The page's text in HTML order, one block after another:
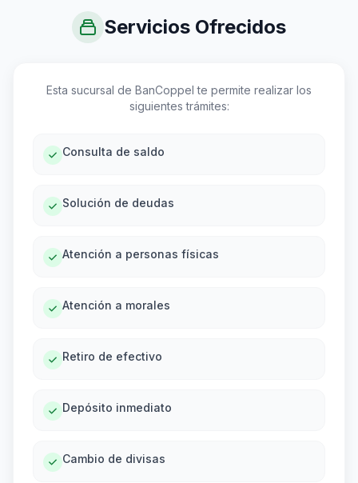
Servicios Ofrecidos
Esta sucursal de BanCoppel te permite realizar los
siguientes trámites:
Consulta de saldo
Solución de deudas
Atención a personas físicas
Atención a morales
Retiro de efectivo
Depósito inmediato
Cambio de divisas